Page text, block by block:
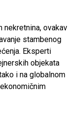
nekretnina, ovakav
stambenog
Eksperti
objekata
i na globalnom